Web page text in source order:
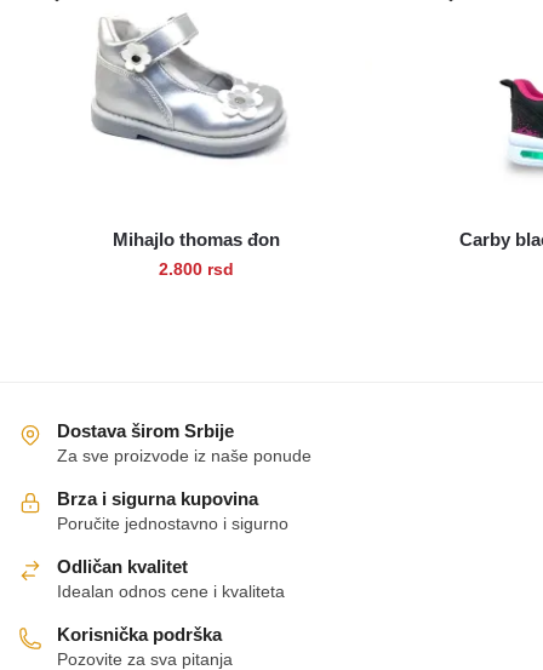
Mihajlo thomas đon
2.800 rsd
varijanti.
Opcije
biti
stranici
proizvoda.
Carby
Dostava širom Srbije
Za sve proizvode iz naše ponude
Brza i sigurna kupovina
Poručite jednostavno i sigurno
Odličan kvalitet
Idealan odnos cene i kvaliteta
Korisnička podrška
Pozovite za sva pitanja